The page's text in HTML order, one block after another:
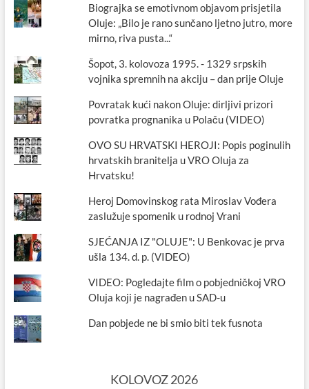
Biograjka se emotivnom objavom prisjetila
Oluje: „Bilo je rano sunčano ljetno jutro, more
mirno, riva pusta...“
Šopot, 3. kolovoza 1995. - 1329 srpskih
vojnika spremnih na akciju – dan prije Oluje
Povratak kući nakon Oluje: dirljivi prizori
povratka prognanika u Polaču (VIDEO)
OVO SU HRVATSKI HEROJI: Popis poginulih
hrvatskih branitelja u VRO Oluja za
Hrvatsku!
Heroj Domovinskog rata Miroslav Vođera
zaslužuje spomenik u rodnoj Vrani
SJEĆANJA IZ "OLUJE": U Benkovac je prva
ušla 134. d. p. (VIDEO)
VIDEO: Pogledajte film o pobjedničkoj VRO
Oluja koji je nagrađen u SAD-u
Dan pobjede ne bi smio biti tek fusnota
KOLOVOZ 2026